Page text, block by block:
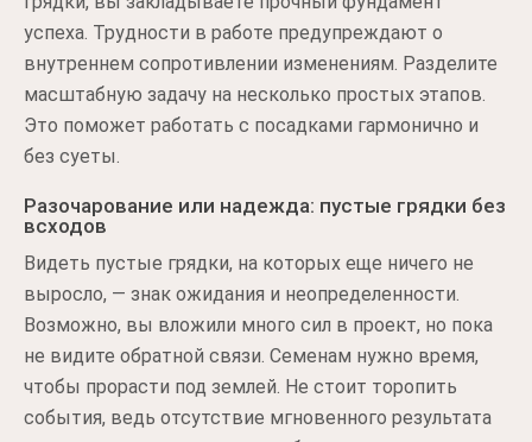
успеха. Трудности в работе предупреждают о
внутреннем сопротивлении изменениям. Разделите
масштабную задачу на несколько простых этапов.
Это поможет работать с посадками гармонично и
без суеты.
Разочарование или надежда: пустые грядки без
всходов
Видеть пустые грядки, на которых еще ничего не
выросло, — знак ожидания и неопределенности.
Возможно, вы вложили много сил в проект, но пока
не видите обратной связи. Семенам нужно время,
чтобы прорасти под землей. Не стоит торопить
события, ведь отсутствие мгновенного результата